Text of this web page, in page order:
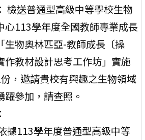
檢送普通型高級中等學校生物
心113學年度全國教師專業成長
生物奧林匹亞-教師成長〔操
作教材設計思考工作坊」實施
，邀請貴校有興趣之生物領域
躍參加，請查照。
據113學年度普通型高級中等